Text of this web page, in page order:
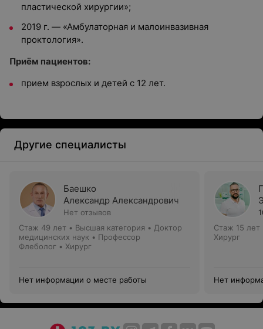
пластической хирургии»;
2019 г. — «Амбулаторная и малоинвазивная
проктология».
Приём пациентов:
прием взрослых и детей с 12 лет.
Другие специалисты
Баешко
Александр Александрович
Нет отзывов
Стаж 49 лет • Высшая категория • Доктор
медицинских наук • Профессор
Флеболог • Хирург
Нет информации о месте работы
Стаж 15 лет
Хирург
Нет